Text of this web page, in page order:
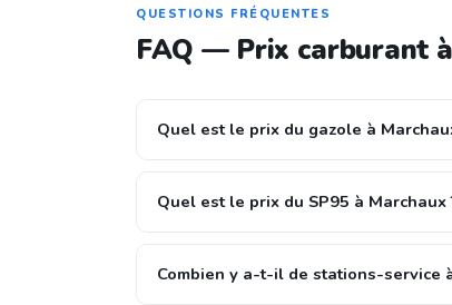
QUESTIONS FRÉQUENTES
FAQ — Prix carburant
Quel est le prix du gazole à
Quel est le prix du SP95 à Marchaux
Combien y a-t-il de stations-service